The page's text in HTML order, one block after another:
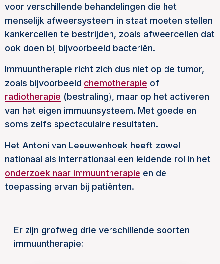
voor verschillende behandelingen die het
menselijk afweersysteem in staat moeten stellen
kankercellen te bestrijden, zoals afweercellen dat
ook doen bij bijvoorbeeld bacteriën.
Immuuntherapie richt zich dus niet op de tumor,
zoals bijvoorbeeld chemotherapie of
radiotherapie (bestraling), maar op het activeren
van het eigen immuunsysteem. Met goede en
soms zelfs spectaculaire resultaten.
Het Antoni van Leeuwenhoek heeft zowel
nationaal als internationaal een leidende rol in het
onderzoek naar immuuntherapie en de
toepassing ervan bij patiënten.
Er zijn grofweg drie verschillende soorten
immuuntherapie: